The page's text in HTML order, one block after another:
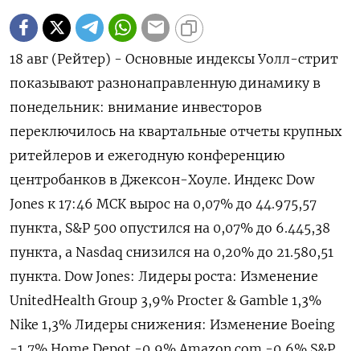
18 авг (Рейтер) - Основные индексы Уолл-стрит
показывают разнонаправленную динамику в
понедельник: внимание инвесторов
переключилось на квартальные отчеты крупных
ритейлеров и ежегодную конференцию
центробанков в Джексон-Хоуле. Индекс Dow
Jones к 17:46 МСК вырос на 0,07% до 44.975,57
пункта, S&P 500 опустился на 0,07% до 6.445,38​
пункта, а Nasdaq снизился на 0,20% до 21.580,51
пункта. Dow Jones: Лидеры роста: Изменение
UnitedHealth Group 3,9% Procter & Gamble 1,3%
Nike 1,3% Лидеры снижения: Изменение Boeing